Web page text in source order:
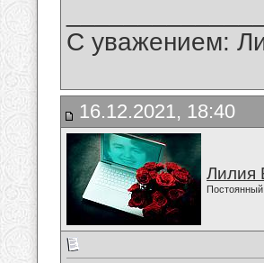
С уважением:
16.12.2021, 18:40
Лилия
Постоянный